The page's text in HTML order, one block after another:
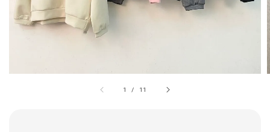
1 / 11